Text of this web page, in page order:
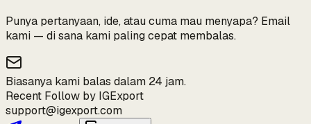
Punya pertanyaan, ide, atau cuma mau menyapa? Email
kami — di sana kami paling cepat membalas.
Biasanya kami balas dalam 24 jam.
Recent Follow by IGExport
support@igexport.com